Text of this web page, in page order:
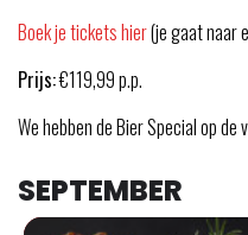
Boek je tickets hier(je gaat naar
Prijs:€119,99 p.p.
We hebben de Bier Special op de
SEPTEMBER